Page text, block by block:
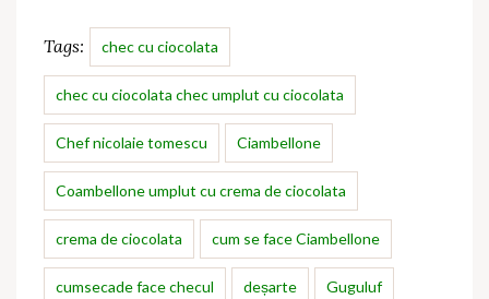
Tags: chec cu ciocolata
chec cu ciocolata chec umplut cu ciocolata
Chef nicolaie tomescu Ciambellone
Coambellone umplut cu crema de ciocolata
crema de ciocolata cum se face Ciambellone
cumsecade face checul deșarte Guguluf